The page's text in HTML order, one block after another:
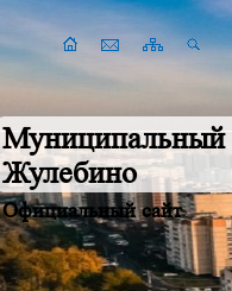
Муниципальный
Жулебино
Официальный сайт